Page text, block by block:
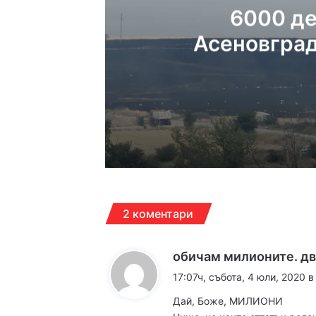
6000
17:07ч, събота, 8
6000 декара
Дрон се е взривил
12:14ч, събота, 8
2 коментари
обичам милионите.
17:07ч, събота, 4 юли, 2020 в
Дай, Боже, МИЛИОНИ